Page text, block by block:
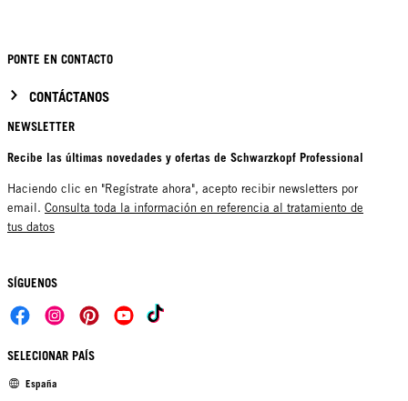
PONTE EN CONTACTO
CONTÁCTANOS
NEWSLETTER
Recibe las últimas novedades y ofertas de Schwarzkopf Professional
Haciendo clic en "Regístrate ahora", acepto recibir newsletters por
email. Consulta toda la información en referencia al tratamiento de
tus datos
SÍGUENOS
SELECIONAR PAÍS
España